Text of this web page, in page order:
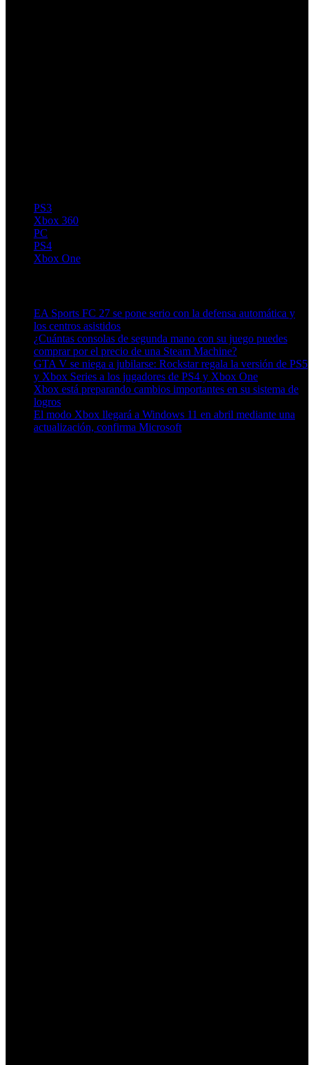
PS3
Xbox 360
PC
PS4
Xbox One
EA Sports FC 27 se pone serio con la defensa automática y
los centros asistidos
¿Cuántas consolas de segunda mano con su juego puedes
comprar por el precio de una Steam Machine?
GTA V se niega a jubilarse: Rockstar regala la versión de PS5
y Xbox Series a los jugadores de PS4 y Xbox One
Xbox está preparando cambios importantes en su sistema de
logros
El modo Xbox llegará a Windows 11 en abril mediante una
actualización, confirma Microsoft